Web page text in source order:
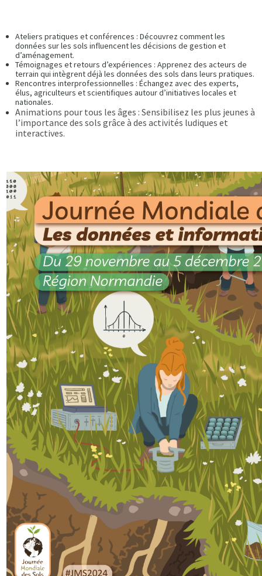
Ateliers pratiques et conférences : Découvrez comment les
données sur les sols influencent les décisions de gestion et
d’aménagement.
Témoignages et retours d’expériences : Apprenez des acteurs de
terrain qui intègrent déjà les données des sols dans leurs pratiques.
Rencontres interprofessionnelles : Échangez avec des experts,
élus, agriculteurs et scientifiques autour d’initiatives locales et
nationales.
Animations pour tous les âges : Sensibilisez les plus jeunes à
l’importance des sols grâce à des activités ludiques et
interactives.